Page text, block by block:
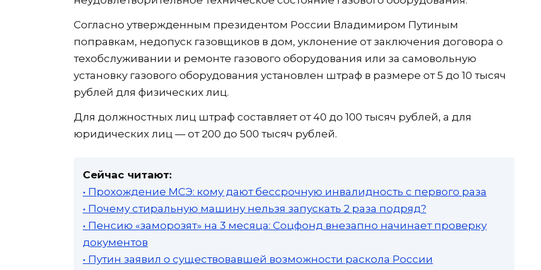
Согласно утвержденным президентом России Владимиром Путиным
поправкам, недопуск газовщиков в дом, уклонение от заключения договора о
техобслуживании и ремонте газового оборудования или за самовольную
установку газового оборудования установлен штраф в размере от 5 до 10 тысяч
рублей для физических лиц.
Для должностных лиц штраф составляет от 40 до 100 тысяч рублей, а для
юридических лиц — от 200 до 500 тысяч рублей.
Сейчас читают:
• Прохождение МСЭ: кому дают бессрочную инвалидность с первого раза
• Почему стиральную машину нельзя запускать 2 раза подряд?
• Пенсию «заморозят» на 3 месяца: Соцфонд внезапно начинает проверку
документов
• Путин заявил о существовавшей возможности раскола России